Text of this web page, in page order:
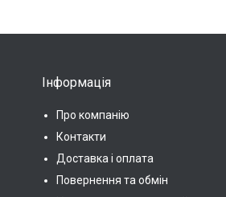
Інформація
Про компанію
Контакти
Доставка і оплата
Повернення та обмін